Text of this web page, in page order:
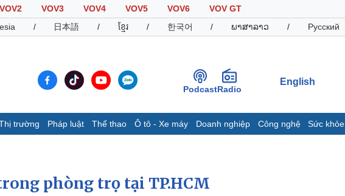
VOV2 VOV3 VOV4 VOV5 VOV6
VOV GT
/ 日本語 / ខ្មែរ / 한국어 / ພາສາລາວ / Русский
PodcastRadio
English
trường Pháp luật Thể thao Ô tô - Xe máy Doanh nghiệp Công nghệ Sức khỏe
sống đó đây
sơ
Ảnh
E-Magazine
phòng trọ tại TP.HCM